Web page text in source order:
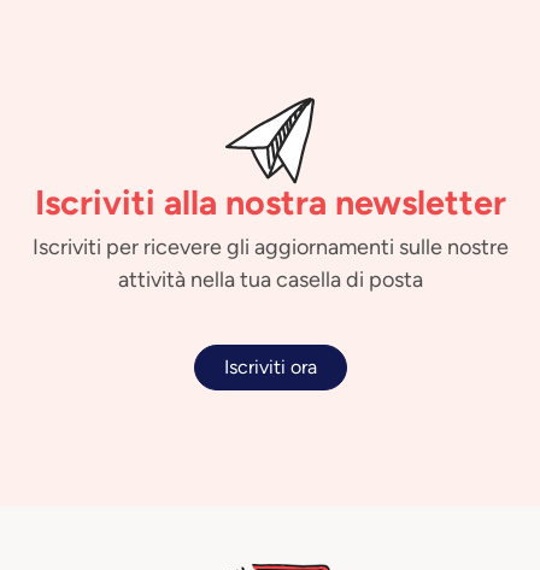
Iscriviti alla nostra newsletter
Iscriviti per ricevere gli aggiornamenti sulle nostre
attività nella tua casella di posta
Iscriviti ora